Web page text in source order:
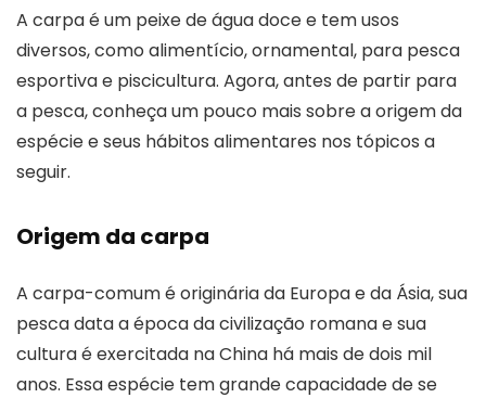
A carpa é um peixe de água doce e tem usos
diversos, como alimentício, ornamental, para pesca
esportiva e piscicultura. Agora, antes de partir para
a pesca, conheça um pouco mais sobre a origem da
espécie e seus hábitos alimentares nos tópicos a
seguir.
Origem da carpa
A carpa-comum é originária da Europa e da Ásia, sua
pesca data a época da civilização romana e sua
cultura é exercitada na China há mais de dois mil
anos. Essa espécie tem grande capacidade de se